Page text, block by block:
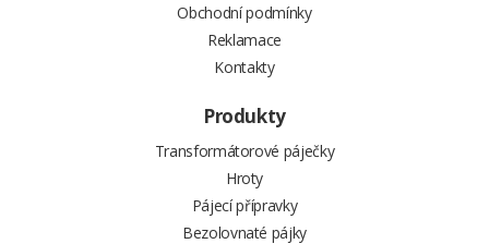
Obchodní podmínky
Reklamace
Kontakty
Produkty
Transformátorové páječky
Hroty
Pájecí přípravky
Bezolovnaté pájky